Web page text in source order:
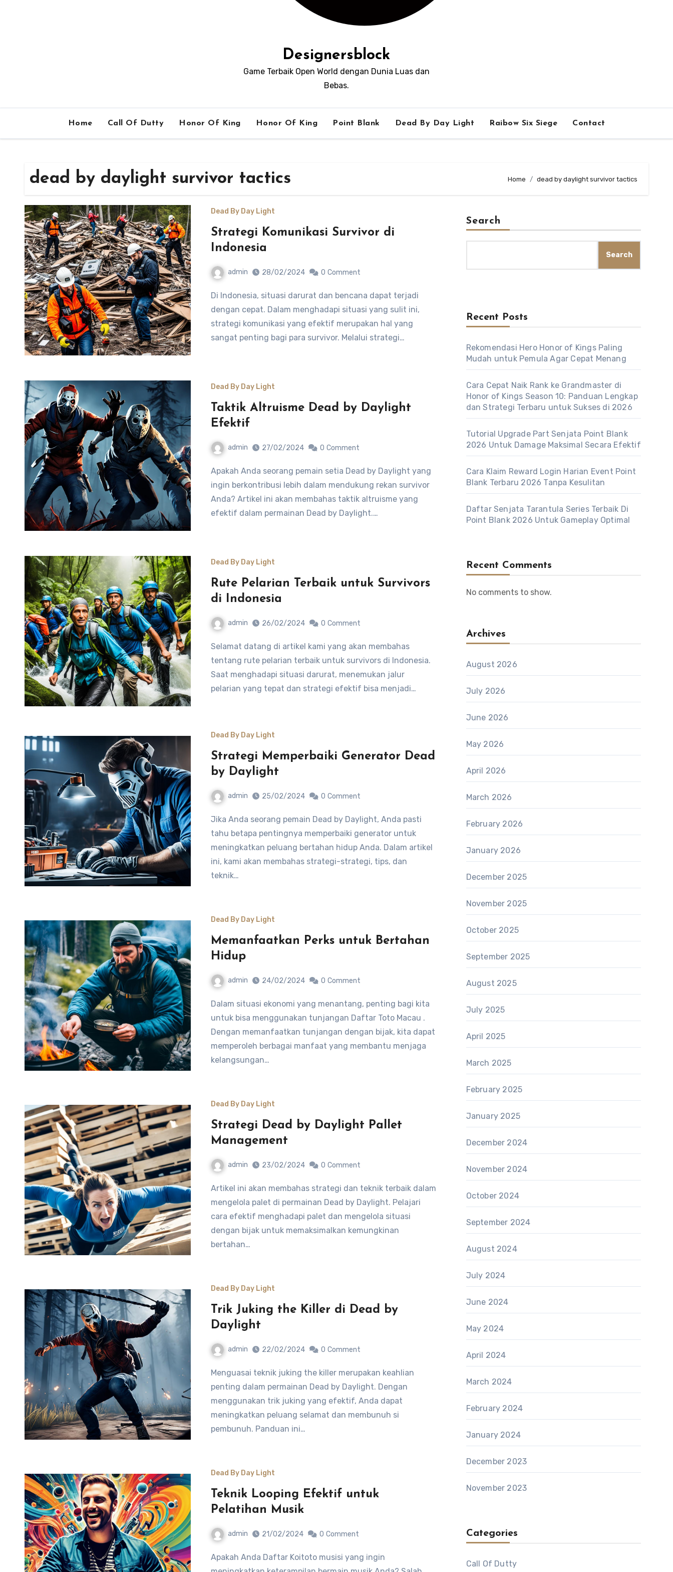
Designersblock
Game Terbaik Open World dengan Dunia Luas dan
Bebas.
Home Call Of Dutty Honor Of King Honor Of King Point Blank Dead By Day Light Raibow Six Siege Contact
dead by daylight survivor tactics Home dead by daylight survivor tactics
Dead By Day Light
Strategi Komunikasi Survivor di
Indonesia
admin 28/02/2024 0 Comment
Di Indonesia, situasi darurat dan bencana dapat terjadi
dengan cepat. Dalam menghadapi situasi yang sulit ini,
strategi komunikasi yang efektif merupakan hal yang
sangat penting bagi para survivor. Melalui strategi…
Dead By Day Light
Taktik Altruisme Dead by Daylight
Efektif
admin 27/02/2024 0 Comment
Apakah Anda seorang pemain setia Dead by Daylight yang
ingin berkontribusi lebih dalam mendukung rekan survivor
Anda? Artikel ini akan membahas taktik altruisme yang
efektif dalam permainan Dead by Daylight.…
Dead By Day Light
Rute Pelarian Terbaik untuk Survivors
di Indonesia
admin 26/02/2024 0 Comment
Selamat datang di artikel kami yang akan membahas
tentang rute pelarian terbaik untuk survivors di Indonesia.
Saat menghadapi situasi darurat, menemukan jalur
pelarian yang tepat dan strategi efektif bisa menjadi…
Dead By Day Light
Strategi Memperbaiki Generator Dead
by Daylight
admin 25/02/2024 0 Comment
Jika Anda seorang pemain Dead by Daylight, Anda pasti
tahu betapa pentingnya memperbaiki generator untuk
meningkatkan peluang bertahan hidup Anda. Dalam artikel
ini, kami akan membahas strategi-strategi, tips, dan
teknik…
Dead By Day Light
Memanfaatkan Perks untuk Bertahan
Hidup
admin 24/02/2024 0 Comment
Dalam situasi ekonomi yang menantang, penting bagi kita
untuk bisa menggunakan tunjangan Daftar Toto Macau .
Dengan memanfaatkan tunjangan dengan bijak, kita dapat
memperoleh berbagai manfaat yang membantu menjaga
kelangsungan…
Dead By Day Light
Strategi Dead by Daylight Pallet
Management
admin 23/02/2024 0 Comment
Artikel ini akan membahas strategi dan teknik terbaik dalam
mengelola palet di permainan Dead by Daylight. Pelajari
cara efektif menghadapi palet dan mengelola situasi
dengan bijak untuk memaksimalkan kemungkinan
bertahan…
Dead By Day Light
Trik Juking the Killer di Dead by
Daylight
admin 22/02/2024 0 Comment
Menguasai teknik juking the killer merupakan keahlian
penting dalam permainan Dead by Daylight. Dengan
menggunakan trik juking yang efektif, Anda dapat
meningkatkan peluang selamat dan membunuh si
pembunuh. Panduan ini…
Dead By Day Light
Teknik Looping Efektif untuk
Pelatihan Musik
admin 21/02/2024 0 Comment
Apakah Anda Daftar Koitoto musisi yang ingin
Search
Search
Recent Posts
Rekomendasi Hero Honor of Kings Paling
Mudah untuk Pemula Agar Cepat Menang
Cara Cepat Naik Rank ke Grandmaster di
Honor of Kings Season 10: Panduan Lengkap
dan Strategi Terbaru untuk Sukses di 2026
Tutorial Upgrade Part Senjata Point Blank
2026 Untuk Damage Maksimal Secara Efektif
Cara Klaim Reward Login Harian Event Point
Blank Terbaru 2026 Tanpa Kesulitan
Daftar Senjata Tarantula Series Terbaik Di
Point Blank 2026 Untuk Gameplay Optimal
Recent Comments
No comments to show.
Archives
August 2026
July 2026
June 2026
May 2026
April 2026
March 2026
February 2026
January 2026
December 2025
November 2025
October 2025
September 2025
August 2025
July 2025
April 2025
March 2025
February 2025
January 2025
December 2024
November 2024
October 2024
September 2024
August 2024
July 2024
June 2024
May 2024
April 2024
March 2024
February 2024
January 2024
December 2023
November 2023
Categories
Call Of Dutty